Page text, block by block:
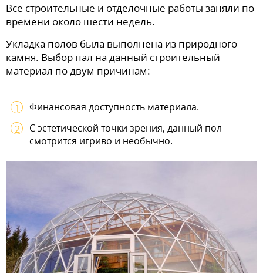
Все строительные и отделочные работы заняли по
времени около шести недель.
Укладка полов была выполнена из природного
камня. Выбор пал на данный строительный
материал по двум причинам:
Финансовая доступность материала.
С эстетической точки зрения, данный пол
смотрится игриво и необычно.